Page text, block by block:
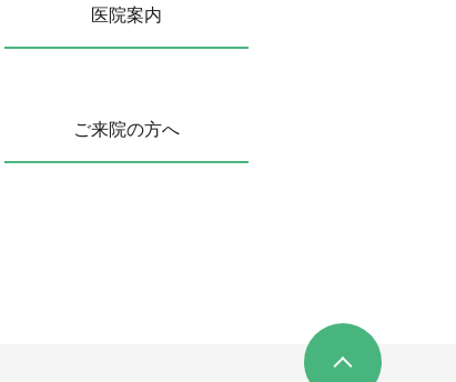
医院案内
ご来院の方へ